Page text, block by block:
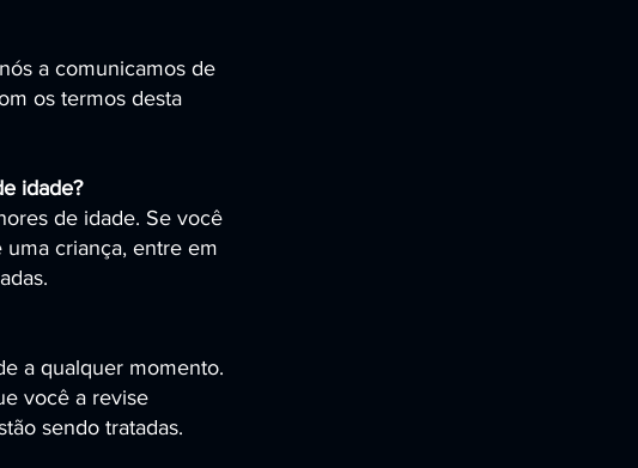
a comunicamos de
os termos desta
idade?
de idade. Se você
criança, entre em
a qualquer momento.
você a revise
sendo tratadas.